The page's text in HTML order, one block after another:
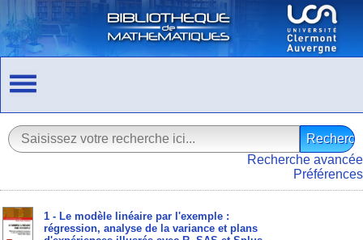
Recherche avancée
Préférences
1 - Le modèle linéaire par l'exemple :
régression, analyse de la variance et plans